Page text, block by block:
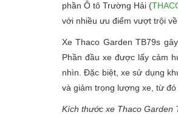
phần Ô tô Trường Hải (
với nhiều ưu điểm vượt trội
Xe Thaco Garden TB79s
Phần đầu xe được lấy cảm
nhìn. Đặc biệt, xe sử dụng
và giảm trọng lượng xe, từ đó
Kích thước xe Thaco Garden